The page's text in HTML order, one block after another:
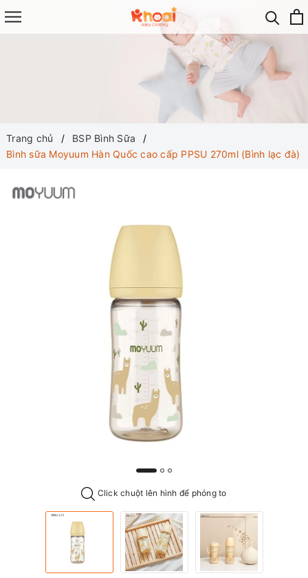
Trang chủ
BSP Bình Sữa
Bình sữa Moyuum Hàn Quốc cao cấp PPSU 270ml (Bình lạc đà)
Click chuột lên hình để phóng to